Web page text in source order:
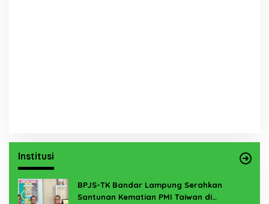
Institusi
BPJS-TK Bandar Lampung Serahkan
Santunan Kematian PMI Taiwan di